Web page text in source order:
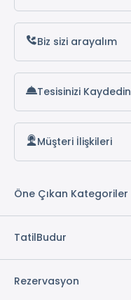
Biz sizi arayalım
Tesisinizi Kaydedin
Müşteri İlişkileri
Öne Çıkan Kategoriler
TatilBudur
Rezervasyon